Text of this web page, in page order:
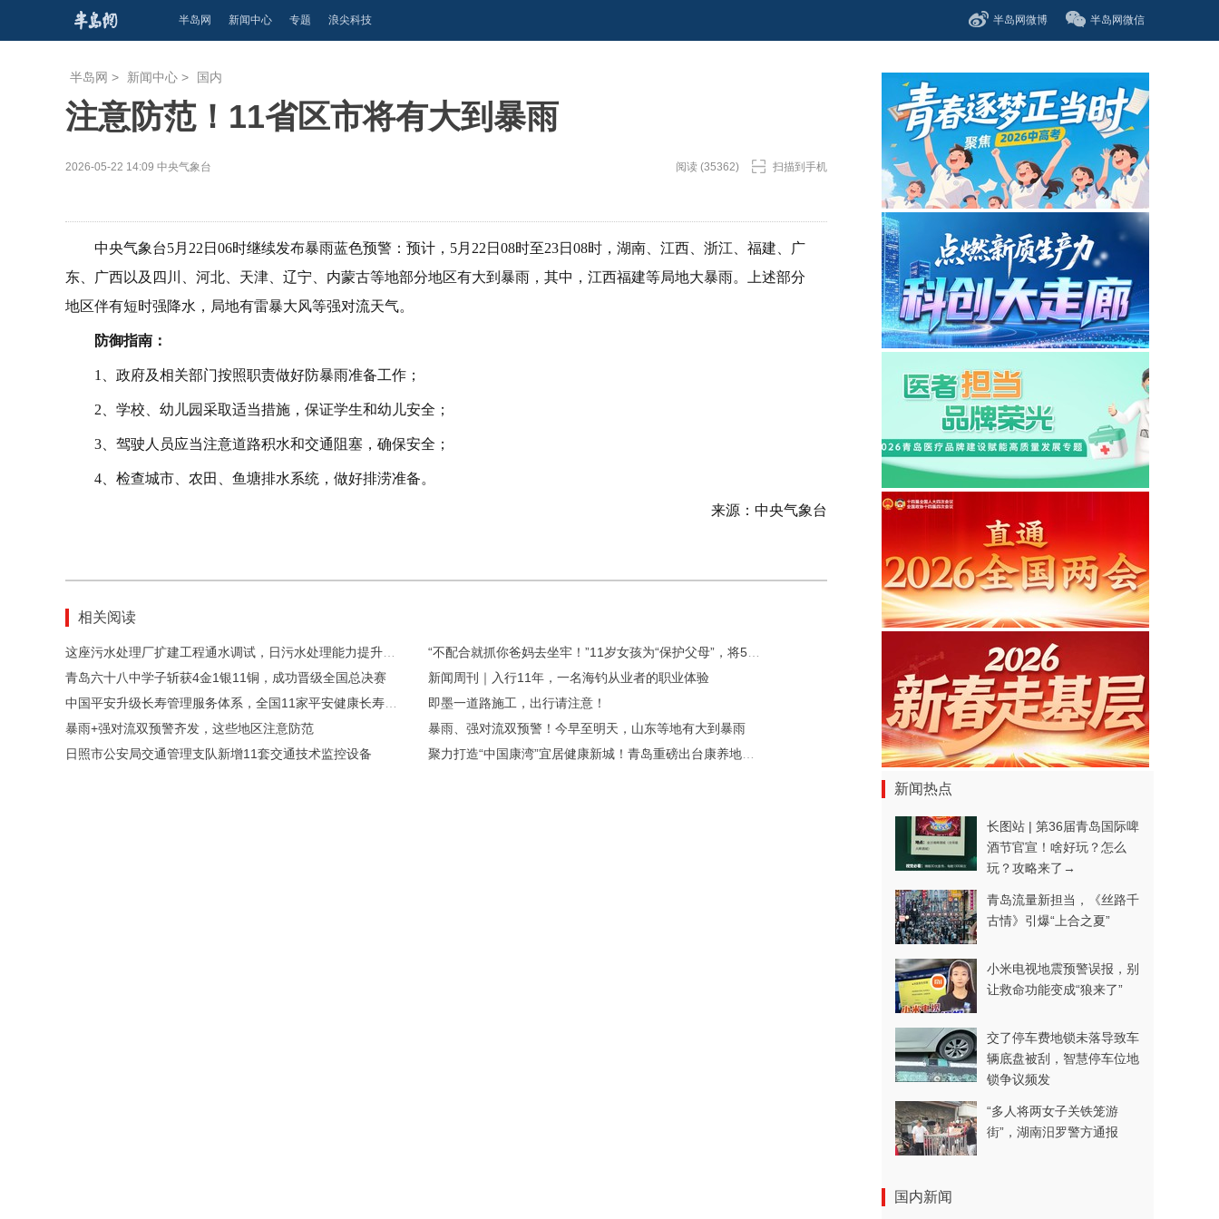
半岛网 新闻中心 专题 浪尖科技 半岛网微博 半岛网微信
半岛网 > 新闻中心 > 国内
注意防范！11省区市将有大到暴雨
2026-05-22 14:09 中央气象台 阅读 (35362) 扫描到手机
中央气象台5月22日06时继续发布暴雨蓝色预警：预计，5月22日08时至23日08时，湖南、江西、浙江、福建、广
东、广西以及四川、河北、天津、辽宁、内蒙古等地部分地区有大到暴雨，其中，江西福建等局地大暴雨。上述部分
地区伴有短时强降水，局地有雷暴大风等强对流天气。
防御指南：
1、政府及相关部门按照职责做好防暴雨准备工作；
2、学校、幼儿园采取适当措施，保证学生和幼儿安全；
3、驾驶人员应当注意道路积水和交通阻塞，确保安全；
4、检查城市、农田、鱼塘排水系统，做好排涝准备。
来源：中央气象台
相关阅读
青岛六十八中学子斩获4金1银11铜，成功晋级全国总决赛
新闻周刊｜入行11年，一名海钓从业者的职业体验
即墨一道路施工，出行请注意！
暴雨+强对流双预警齐发，这些地区注意防范
暴雨、强对流双预警！今早至明天，山东等地有大到暴雨
日照市公安局交通管理支队新增11套交通技术监控设备
新闻热点
长图站 | 第36届青岛国际啤
酒节官宣！啥好玩？怎么
玩？攻略来了→
青岛流量新担当，《丝路千
古情》引爆“上合之夏”
小米电视地震预警误报，别
让救命功能变成“狼来了”
交了停车费地锁未落导致车
辆底盘被刮，智慧停车位地
锁争议频发
“多人将两女子关铁笼游
街”，湖南汨罗警方通报
国内新闻